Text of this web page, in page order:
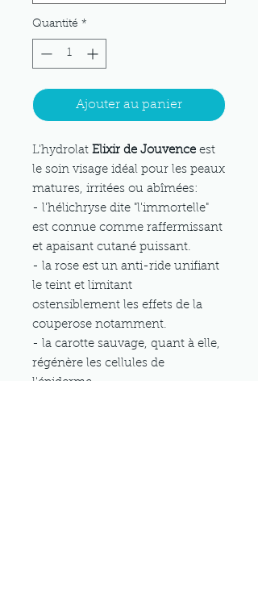
Quantité *
Ajouter au panier
L'hydrolat Elixir de Jouvence est
le soin visage idéal pour les peaux
matures, irritées ou abîmées:
- l'hélichryse dite "l'immortelle"
est connue comme raffermissant
et apaisant cutané puissant.
- la rose est un anti-ride unifiant
le teint et limitant
ostensiblement les effets de la
couperose notamment.
- la carotte sauvage, quant à elle,
régénère les cellules de
l'épiderme.